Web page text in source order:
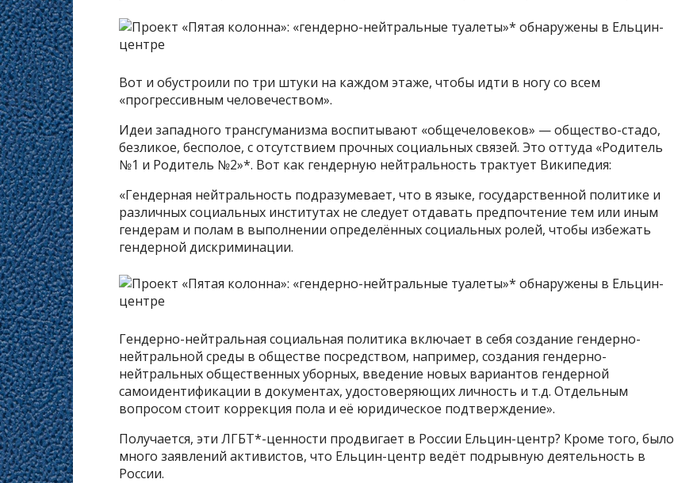
Вот и обустроили по три штуки на каждом этаже, чтобы идти в ногу со всем
«прогрессивным человечеством».
Идеи западного трансгуманизма воспитывают «общечеловеков» — общество-стадо,
безликое, бесполое, с отсутствием прочных социальных связей. Это оттуда «Родитель
№1 и Родитель №2»*. Вот как гендерную нейтральность трактует Википедия:
«Гендерная нейтральность подразумевает, что в языке, государственной политике и
различных социальных институтах не следует отдавать предпочтение тем или иным
гендерам и полам в выполнении определённых социальных ролей, чтобы избежать
гендерной дискриминации.
Гендерно-нейтральная социальная политика включает в себя создание гендерно-
нейтральной среды в обществе посредством, например, создания гендерно-
нейтральных общественных уборных, введение новых вариантов гендерной
самоидентификации в документах, удостоверяющих личность и т.д. Отдельным
вопросом стоит коррекция пола и её юридическое подтверждение».
Получается, эти ЛГБТ*-ценности продвигает в России Ельцин-центр? Кроме того, было
много заявлений активистов, что Ельцин-центр ведёт подрывную деятельность в
России.